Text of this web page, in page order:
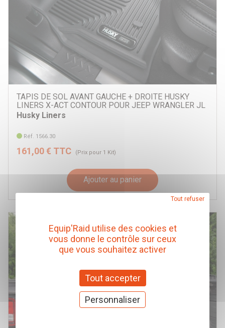
TAPIS DE SOL AVANT GAUCHE + DROITE HUSKY
LINERS X-ACT CONTOUR POUR JEEP WRANGLER JL
Husky Liners
Réf. 1566.30
161,00 € TTC (Prix pour 1 Kit)
Ajouter au panier
Equip'Raid utilise des cookies et
vous donne le contrôle sur ceux
que vous souhaitez activer
Tout accepter
Tout refuser
Personnaliser